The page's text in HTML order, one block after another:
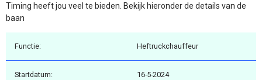
Timing heeft jou veel te bieden. Bekijk hieronder de details van de
baan
Functie: Heftruckchauffeur
Startdatum: 16-5-2024